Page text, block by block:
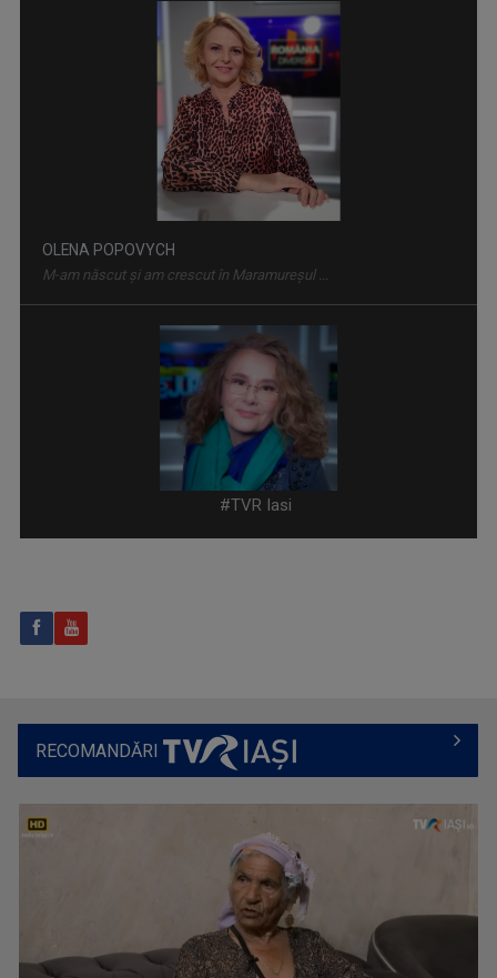
TABLETA DE SĂNĂTATE
Dezbatere pe teme medicale. Cei mai buni ...
LUMINA CREȘTINULUI
Emisiune despre viaţa spirituală a Diecezei de ...
M-am născut şi am crescut în Maramureşul ...
TVR Iaşi înseamnă exact jumătate din viaţa ...
GABRIELA BAIARDI
#TVR Iasi
RECOMANDĂRI